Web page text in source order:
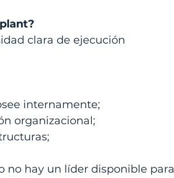
clara de ejecución
internamente;
organizacional;
no hay un líder disponible para